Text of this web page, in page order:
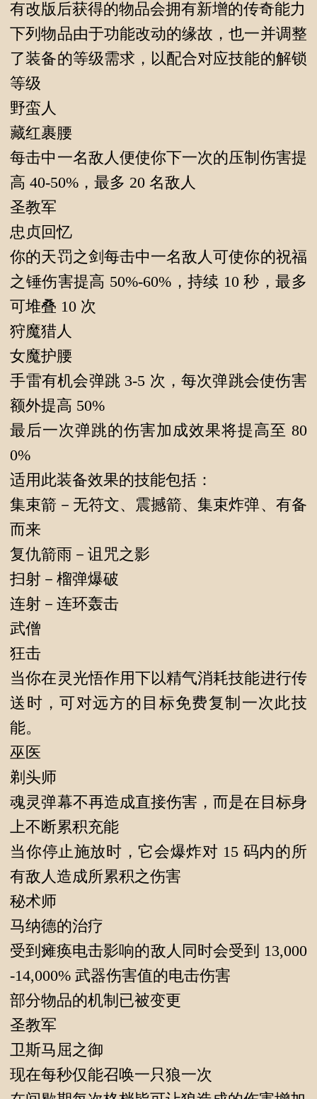
有改版后获得的物品会拥有新增的传奇能力
下列物品由于功能改动的缘故，也一并调整
了装备的等级需求，以配合对应技能的解锁
等级
野蛮人
藏红裹腰
每击中一名敌人便使你下一次的压制伤害提
高 40-50%，最多 20 名敌人
圣教军
忠贞回忆
你的天罚之剑每击中一名敌人可使你的祝福
之锤伤害提高 50%-60%，持续 10 秒，最多
可堆叠 10 次
狩魔猎人
女魔护腰
手雷有机会弹跳 3-5 次，每次弹跳会使伤害
额外提高 50%
最后一次弹跳的伤害加成效果将提高至 80
0%
适用此装备效果的技能包括：
集束箭－无符文、震撼箭、集束炸弹、有备
而来
复仇箭雨－诅咒之影
扫射－榴弹爆破
连射－连环轰击
武僧
狂击
当你在灵光悟作用下以精气消耗技能进行传
送时，可对远方的目标免费复制一次此技
能。
巫医
剃头师
魂灵弹幕不再造成直接伤害，而是在目标身
上不断累积充能
当你停止施放时，它会爆炸对 15 码内的所
有敌人造成所累积之伤害
秘术师
马纳德的治疗
受到瘫痪电击影响的敌人同时会受到 13,000
-14,000% 武器伤害值的电击伤害
部分物品的机制已被变更
圣教军
卫斯马屈之御
现在每秒仅能召唤一只狼一次